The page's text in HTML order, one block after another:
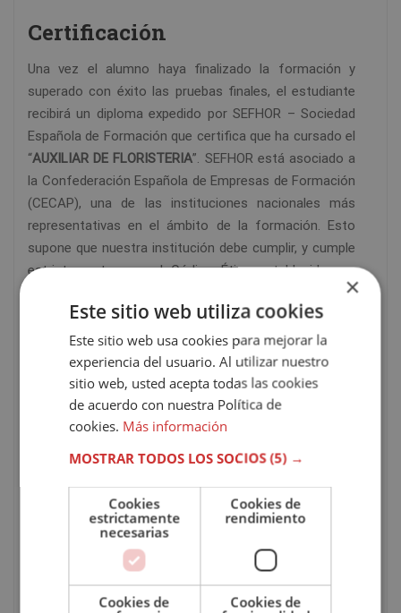
Certificación
Una vez el alumno haya finalizado la formación y
superado con éxito las pruebas finales, el estudiante
recibirá un diploma expedido por SEFHOR – Sociedad
Española de Formación que certifica que ha cursado el
“AUXILIAR DE FLORISTERIA”. SEFHOR está asociado a
la Confederación Española de Empresas de Formación
(CECAP), una de las instituciones nacionales más
representativas en el ámbito de la formación. Esto
supone que nuestra institución debe cumplir, y cumple
estrictamente, con el Código Ético establecido por
Puedesconsultar aquíel índice del temario.
CARACTERÍSTICAS DEL CURSO
Modalidad
Duración
×
Este sitio web utiliza cookies
Este sitio web usa cookies para mejorar la
experiencia del usuario. Al utilizar nuestro
sitio web, usted acepta todas las cookies
de acuerdo con nuestra Política de
cookies. Más información
MOSTRAR TODOS LOS SOCIOS(5) →
Cookies
estrictamente
necesarias
Cookies de
rendimiento
Cookies de
Cookies de